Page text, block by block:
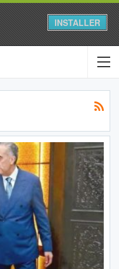
INSTALLER